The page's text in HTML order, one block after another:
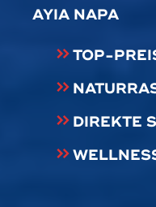
AYIA NAPA
TOP-
DIREKTE